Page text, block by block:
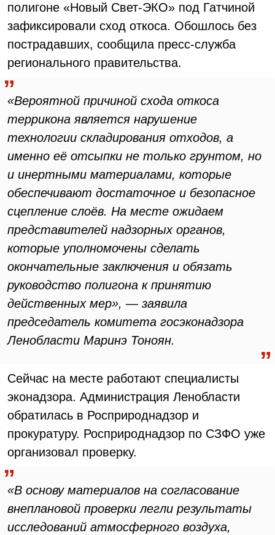
полигоне «Новый Свет-ЭКО» под Гатчиной
зафиксировали сход откоса. Обошлось без
пострадавших, сообщила пресс-служба
регионального правительства.
«Вероятной причиной схода откоса
террикона является нарушение
технологии складирования отходов, а
именно её отсыпки не только грунтом, но
и инертными материалами, которые
обеспечивают достаточное и безопасное
сцепление слоёв. На месте ожидаем
представителей надзорных органов,
которые уполномочены сделать
окончательные заключения и обязать
руководство полигона к принятию
действенных мер», — заявила
председатель комитета госэконадзора
Ленобласти Маринэ Тоноян.
Сейчас на месте работают специалисты
эконадзора. Администрация Ленобласти
обратилась в Росприроднадзор и
прокуратуру. Росприроднадзор по СЗФО уже
организовал проверку.
«В основу материалов на согласование
внеплановой проверки легли результаты
исследований атмосферного воздуха,